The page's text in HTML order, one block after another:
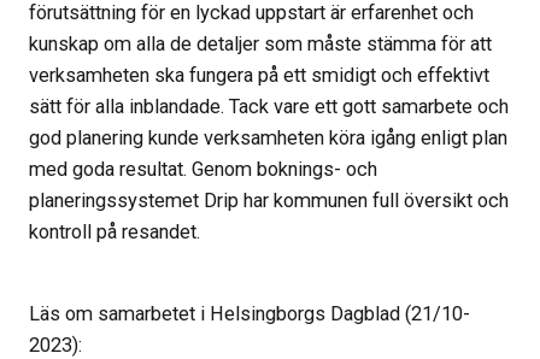
förutsättning för en lyckad uppstart är erfarenhet och
kunskap om alla de detaljer som måste stämma för att
verksamheten ska fungera på ett smidigt och effektivt
sätt för alla inblandade. Tack vare ett gott samarbete och
god planering kunde verksamheten köra igång enligt plan
med goda resultat. Genom boknings- och
planeringssystemet Drip har kommunen full översikt och
kontroll på resandet.
Läs om samarbetet i Helsingborgs Dagblad (21/10-
2023):